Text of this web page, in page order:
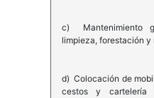
c) Mantenimiento
limpieza, forestación y
d) Colocación de
cestos y cartelería